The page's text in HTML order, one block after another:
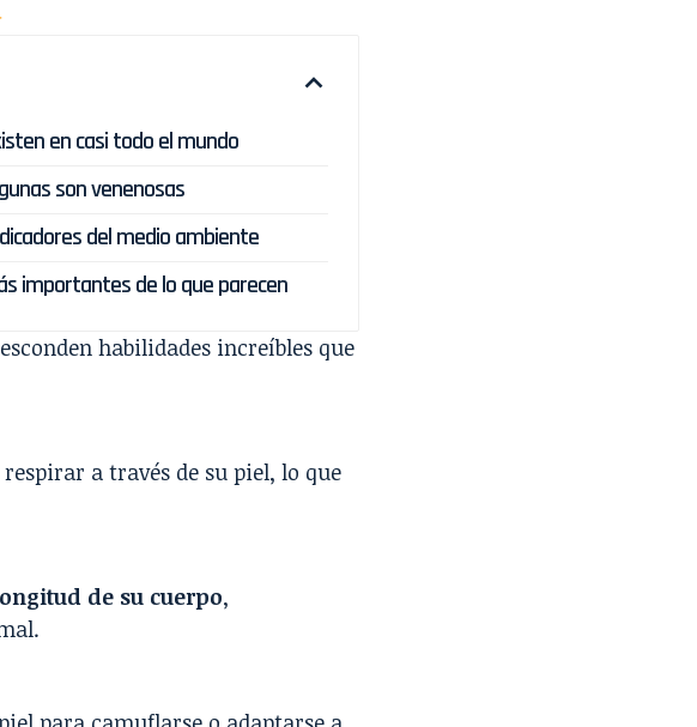
en casi todo el mundo
son venenosas
del medio ambiente
importantes de lo que parecen
habilidades increíbles que
a través de su piel, lo que
de su cuerpo,